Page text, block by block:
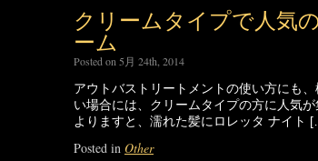
クリームタイプで人気
ーム
Posted on 5月 24th, 2014
アウトバストリートメントの使い方にも
い場合には、クリームタイプの方に人気
よりますと、濡れた髪にロレッタ ナイト
Posted in Other